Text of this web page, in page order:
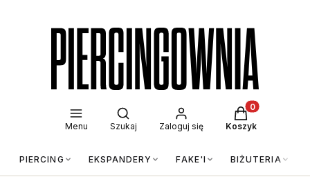
Menu
Otwórz wyszukiwarkę
Szukaj Zaloguj się
Produkty w
Koszyk
PIERCING EKSPANDERY FAKE'I BIŻUTERIA